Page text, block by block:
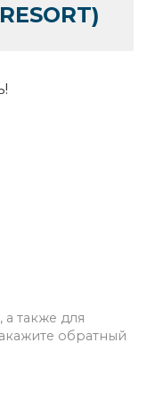
также для
обратный